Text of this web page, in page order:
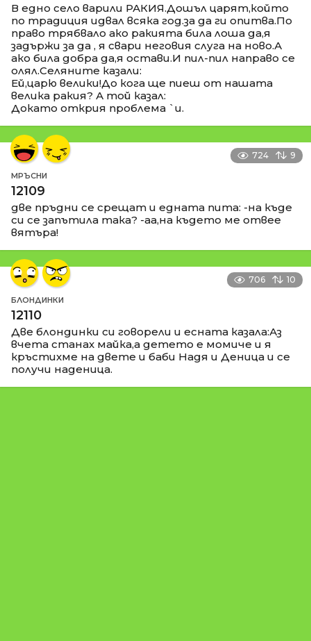
В едно село варили РАКИЯ.Дошъл царят,който
по традиция идвал всяка год.за да ги опитва.По
право трябвало ако ракията била лоша да,я
задържи за да , я свари неговия слуга на ново.А
ако била добра да,я остави.И пил-пил направо се
олял.Селяните казали:
Ей,царю велики!До кога ще пиеш от нашата
велика ракия? А той казал:
Докато открия проблема `и.
724 9
МРЪСНИ
12109
две пръдни се срещат и едната пита: -на къде
си се запътила така? -аа,на където ме отвее
вятъра!
706 10
БЛОНДИНКИ
12110
Две блондинки си говорели и есната казала:Аз
вчета станах майка,а детето е момиче и я
кръстихме на двете и баби Надя и Деница и се
получи наденица.